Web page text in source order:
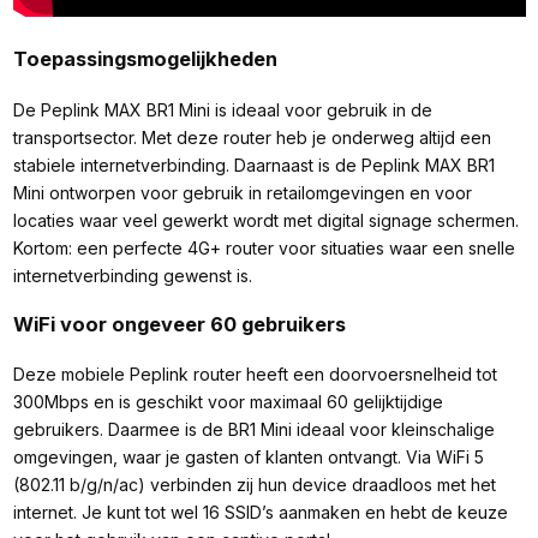
Toepassingsmogelijkheden
De Peplink MAX BR1 Mini is ideaal voor gebruik in de
transportsector. Met deze router heb je onderweg altijd een
stabiele internetverbinding. Daarnaast is de Peplink MAX BR1
Mini ontworpen voor gebruik in retailomgevingen en voor
locaties waar veel gewerkt wordt met digital signage schermen.
Kortom: een perfecte 4G+ router voor situaties waar een snelle
internetverbinding gewenst is.
WiFi voor ongeveer 60 gebruikers
Deze mobiele Peplink router heeft een doorvoersnelheid tot
300Mbps en is geschikt voor maximaal 60 gelijktijdige
gebruikers. Daarmee is de BR1 Mini ideaal voor kleinschalige
omgevingen, waar je gasten of klanten ontvangt. Via WiFi 5
(802.11 b/g/n/ac) verbinden zij hun device draadloos met het
internet. Je kunt tot wel 16 SSID’s aanmaken en hebt de keuze